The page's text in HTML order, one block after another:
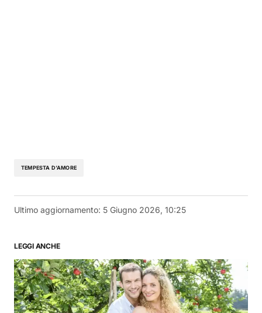
TEMPESTA D’AMORE
Ultimo aggiornamento: 5 Giugno 2026, 10:25
LEGGI ANCHE